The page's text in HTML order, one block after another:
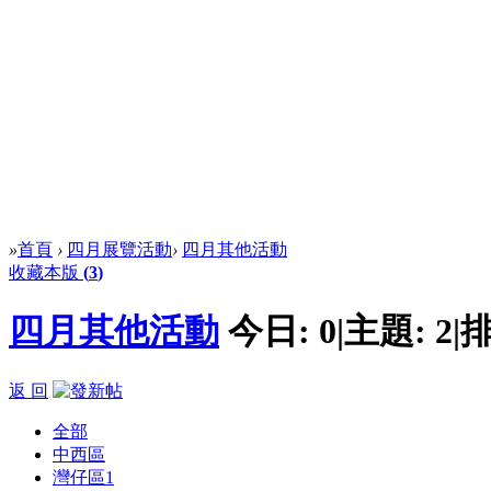
»首頁 › 四月展覽活動› 四月其他活動
收藏本版 (3)
四月其他活動 今日: 0|主題: 2|
返 回
全部
中西區
灣仔區1